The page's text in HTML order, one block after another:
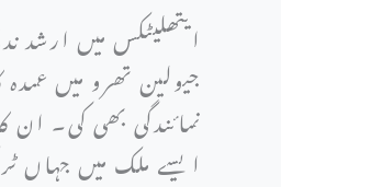
ایتھلیٹکس میں
جیولین تھرو میں
نمائندگی بھی کی۔
ایسے ملک میں جہاں